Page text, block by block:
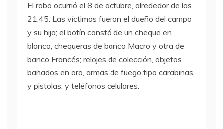
El robo ocurrió el 8 de octubre, alrededor de las
21:45. Las víctimas fueron el dueño del campo
y su hija; el botín constó de un cheque en
blanco, chequeras de banco Macro y otra de
banco Francés; relojes de colección, objetos
bañados en oro, armas de fuego tipo carabinas
y pistolas, y teléfonos celulares.